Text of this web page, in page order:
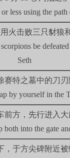
less using the path
火击败三只豺狼
be
Seth
赛特之墓中的刀刃
by yourself in the
前方，先行进入
both into the gate
，于方尖碑附近